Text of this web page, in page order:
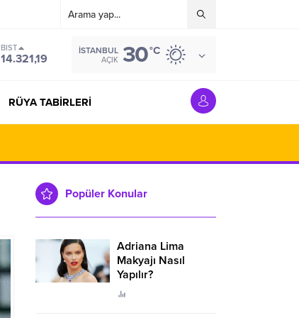
BIST
14.321,19
İSTANBUL
AÇIK 30°C
RÜYA TABİRLERİ
Popüler Konular
Adriana Lima
Makyajı Nasıl
Yapılır?